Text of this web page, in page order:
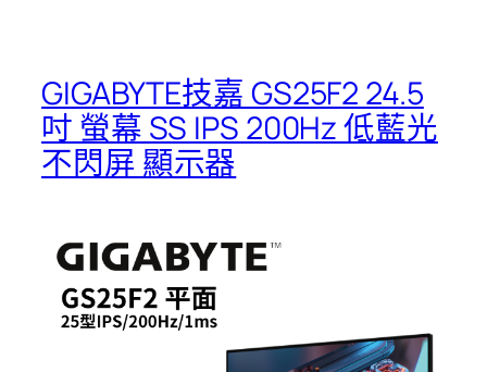
GIGABYTE技嘉 GS25F2 24.5
吋 螢幕 SS IPS 200Hz 低藍光
不閃屏 顯示器